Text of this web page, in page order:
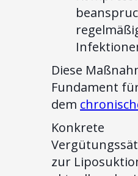
Diese
Fundament
dem
Konkrete
zur